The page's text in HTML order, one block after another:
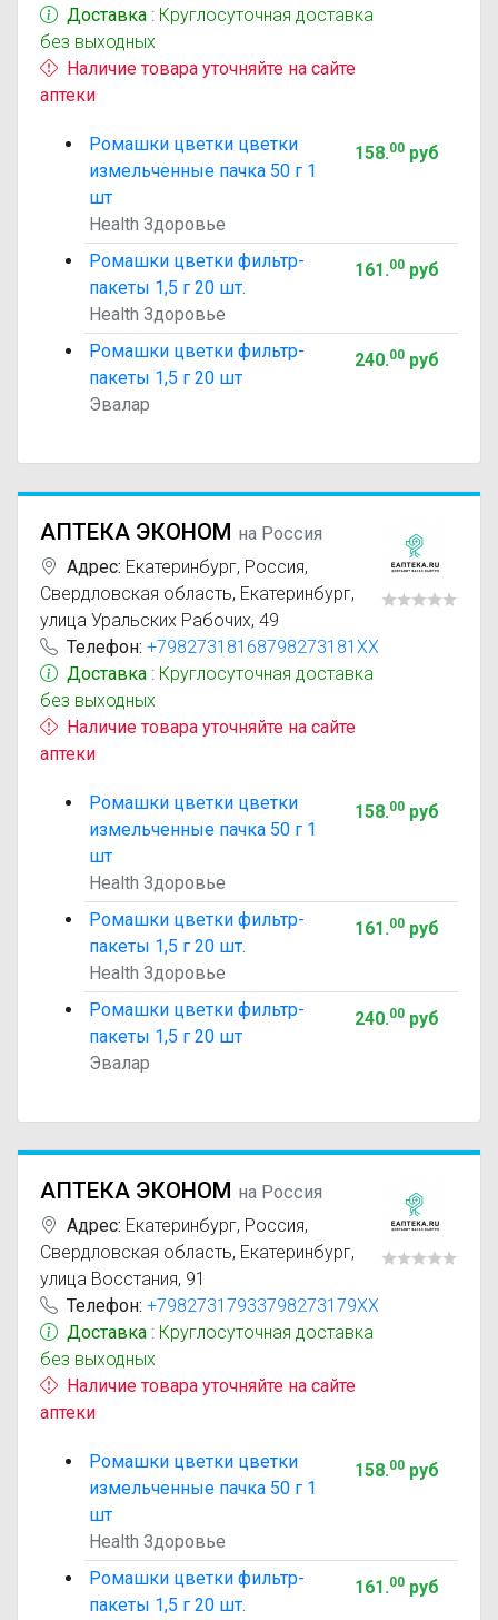
Доставка : Круглосуточная доставка
без выходных
Наличие товара уточняйте на сайте
аптеки
Ромашки цветки цветки
измельченные пачка 50 г 1
шт
Health Здоровье
158.00руб
Ромашки цветки фильтр-
пакеты 1,5 г 20 шт.
Health Здоровье
161.00руб
Ромашки цветки фильтр-
пакеты 1,5 г 20 шт
Эвалар
240.00руб
АПТЕКА ЭКОНОМ на Россия
Адрес: Екатеринбург, Россия,
Свердловская область, Екатеринбург,
улица Уральских Рабочих, 49
Телефон: +79827318168798273181XX
Доставка : Круглосуточная доставка
без выходных
Наличие товара уточняйте на сайте
аптеки
Ромашки цветки цветки
измельченные пачка 50 г 1
шт
Health Здоровье
158.00руб
Ромашки цветки фильтр-
пакеты 1,5 г 20 шт.
Health Здоровье
161.00руб
Ромашки цветки фильтр-
пакеты 1,5 г 20 шт
Эвалар
240.00руб
АПТЕКА ЭКОНОМ на Россия
Адрес: Екатеринбург, Россия,
Свердловская область, Екатеринбург,
улица Восстания, 91
Телефон: +79827317933798273179XX
Доставка : Круглосуточная доставка
без выходных
Наличие товара уточняйте на сайте
аптеки
Ромашки цветки цветки
измельченные пачка 50 г 1
шт
Health Здоровье
158.00руб
Ромашки цветки фильтр-
пакеты 1,5 г 20 шт.
161.00руб